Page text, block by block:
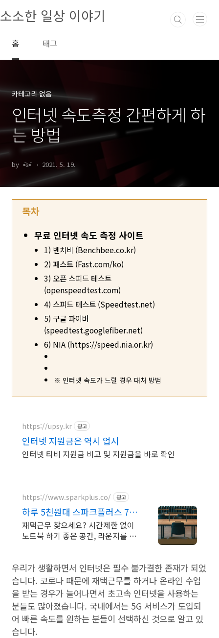
소소한 일상 이야기
홈 태그
카테고리 없음
인터넷 속도측정 간편하게 하
는 방법
by •᷄ɞ•᷅ 2021. 5. 19.
목차
무료 인터넷 속도 측정 사이트
1) 벤치비 (Benchbee.co.kr)
2) 패스트 (Fast.com/ko)
3) 오픈 스피드 테스트
(openspeedtest.com)
4) 스피드 테스트 (Speedtest.net)
5) 구글 파이버
(speedtest.googlefiber.net)
6) NIA (https://speed.nia.or.kr)
※ 인터넷 속도가 느릴 경우 대처 방법
https://upsy.kr 광고
인터넷 지원금은 역시 업시
인터넷 티비 지원금 비교 및 지원금을 바로 확인
https://www.sparkplus.co/ 광고
하루 5천원대 스파크플러스 7월
프로모션 혜택 받기
재택근무 찾으세요? 시간제한 없이
노트북 하기 좋은 공간, 라운지를 이
우리가 생활하면서 인터넷은 필수 불가결한 존재가 되었
습니다. 코로나 때문에 재택근무를 하거나 온라인 수업
을 받는 경우가 늘어나면서 초고속 인터넷을 사용하는
분들도 많아졌습니다. 국내에서는 5G 서비스가 도입되
어 빠른 속도를 원하는 분들이 선택하신 것으로 알고 있
습니다.